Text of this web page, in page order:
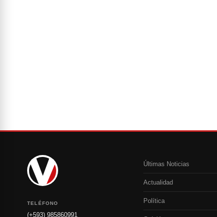
TELÉFONO
(+593) 985860991
Últimas Noticias
Actualidad
Política